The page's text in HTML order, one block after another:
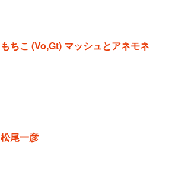
もちこ (Vo,Gt) マッシュとアネモネ
松尾一彦